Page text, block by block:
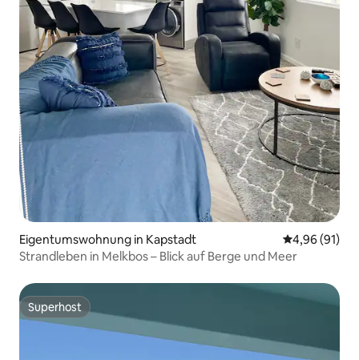
Eigentumswohnung in Kapstadt
4,96 (91)
Strandleben in Melkbos – Blick auf Berge und Meer
Superhost
Superhost